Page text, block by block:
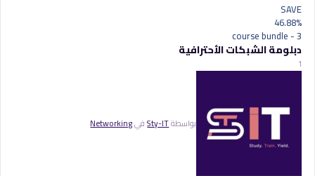
SAVE
46.88%
3
- course bundle
دبلومة الشبكات الأحترافية
1
بواسطةSty-ITفيNetworking